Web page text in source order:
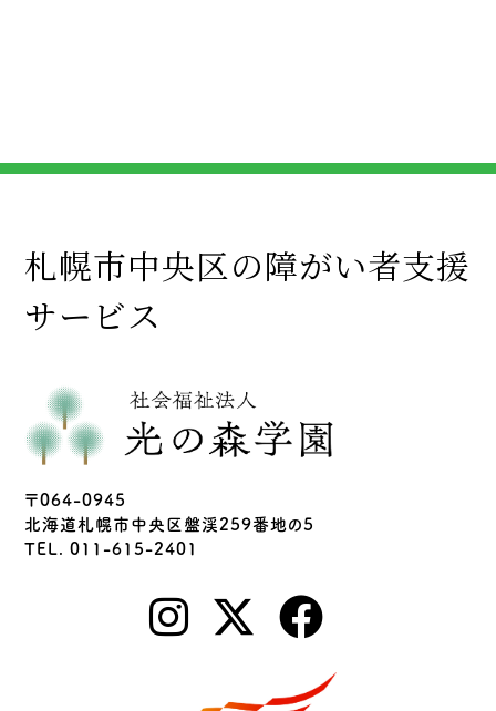
札幌市中央区の障がい者支援
サービス
〒064-0945
北海道札幌市中央区盤渓259番地の5
TEL. 011-615-2401